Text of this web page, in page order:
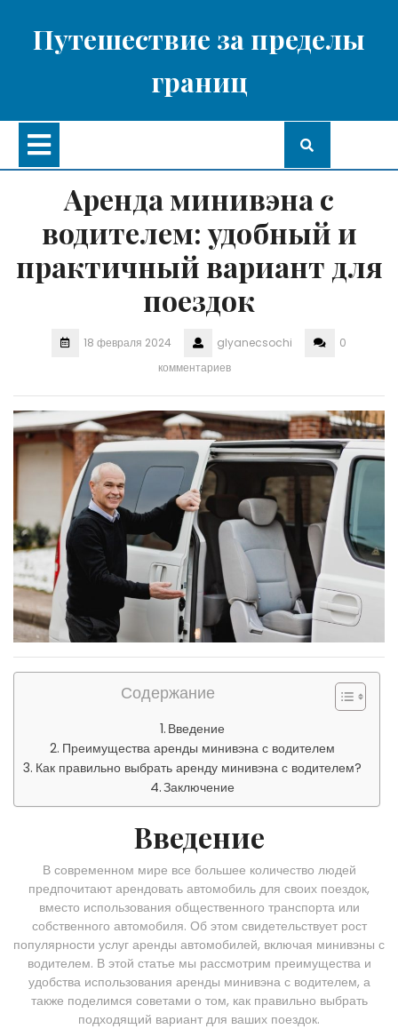
содержимому
Путешествие за пределы
границ
Открыть
Аренда минивэна с
водителем: удобный и
практичный вариант для
поездок
18 февраля 2024 glyanecsochi
0
комментариев
Содержание
Введение
Преимущества аренды минивэна с водителем
Как правильно выбрать аренду минивэна с водителем?
Заключение
Введение
В современном мире все большее количество людей
предпочитают арендовать автомобиль для своих поездок,
вместо использования общественного транспорта или
собственного автомобиля. Об этом свидетельствует рост
популярности услуг аренды автомобилей, включая минивэны с
водителем. В этой статье мы рассмотрим преимущества и
удобства использования аренды минивэна с водителем, а
также поделимся советами о том, как правильно выбрать
подходящий вариант для ваших поездок.